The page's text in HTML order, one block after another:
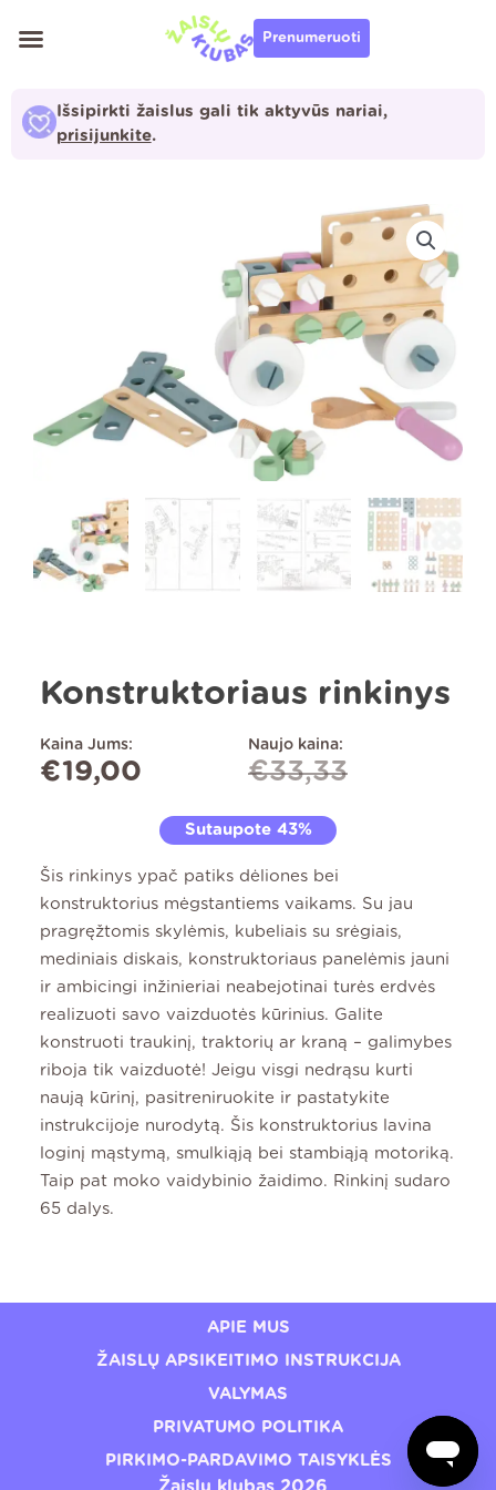
prie
Prenumeruoti
Išsipirkti žaislus gali tik aktyvūs nariai,
prisijunkite.
Konstruktoriaus rinkinys
Kaina Jums:
€19,00
Naujo kaina:
€33,33
Sutaupote 43%
Šis rinkinys ypač patiks dėliones bei
konstruktorius mėgstantiems vaikams. Su jau
pragręžtomis skylėmis, kubeliais su srėgiais,
mediniais diskais, konstruktoriaus panelėmis jauni
ir ambicingi inžinieriai neabejotinai turės erdvės
realizuoti savo vaizduotės kūrinius. Galite
konstruoti traukinį, traktorių ar kraną – galimybes
riboja tik vaizduotė! Jeigu visgi nedrąsu kurti
naują kūrinį, pasitreniruokite ir pastatykite
instrukcijoje nurodytą. Šis konstruktorius lavina
loginį mąstymą, smulkiąją bei stambiąją motoriką.
Taip pat moko vaidybinio žaidimo. Rinkinį sudaro
65 dalys.
APIE MUS
ŽAISLŲ APSIKEITIMO INSTRUKCIJA
VALYMAS
PRIVATUMO POLITIKA
PIRKIMO-PARDAVIMO TAISYKLĖS
Žaislų klubas 2026